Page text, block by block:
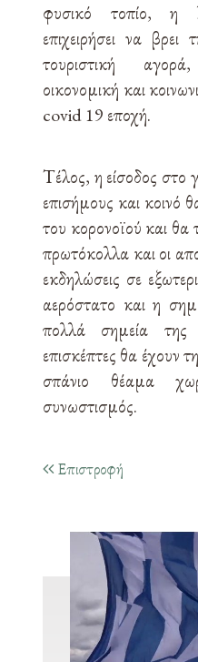
φυσικό τοπίο, η
επιχειρήσει να
τουριστική
οικονομική και
covid 19 εποχή.
Τέλος, η είσοδος στο
επισήμους και κοινό
του κορονοϊού και θα
πρωτόκολλα και οι
εκδηλώσεις σε
αερόστατο και η
πολλά σημεία της
επισκέπτες θα έχουν
σπάνιο θέαμα
συνωστισμός.
Επιστροφή